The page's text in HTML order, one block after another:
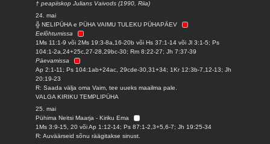
† peapiiskop Julians Vaivods (1990, Riia)
24. mai
╬ NELIPÜHA e PÜHA VAIMU TULEKU PÜHAPÄEV
Eelõhtumissa
1Ms 11:1-9 või 2Ms 19:3-8a,16-20b või Hs 37:1-14 või Jl 3:1-5; Ps
104:1-2a,24+25c,27-28,29bc-30; Rm 8:22-27; Jh 7:37-39
Päevamissa
Ap 2:1-11; Ps 104:1ab+24ac, 29cde-30,31+34; 1Kr 12:3b-7,12-13; Jh
20:19-23
R: Saada välja oma Vaim, tee uueks maailma pale.
VALGA KIRIKU TEMPLIPÜHA
25. mai
Pühima Neitsi Maarja - Kiriku Ema
1Ms 3:9-15, 20 või Ap 1:12-14; Ps 87:1-2,3+5,6-7; Jh 19:25-34
R: Auväärseid sõnu räägitakse sinust.